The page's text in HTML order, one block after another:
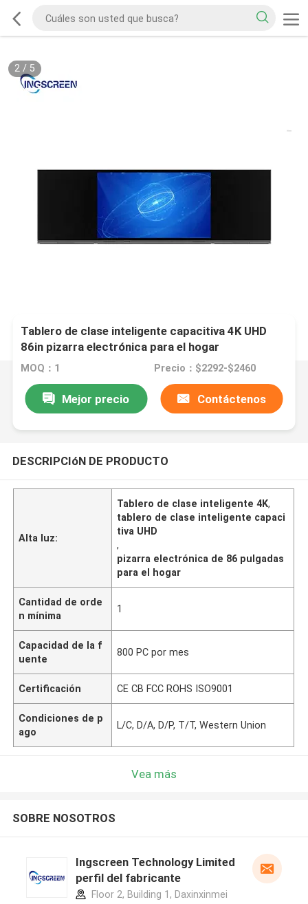
2/ 5
Tablero de clase inteligente capacitiva 4K UHD
86in pizarra electrónica para el hogar
MOQ：1 Precio：$2292-$2460
Mejor precio Contáctenos
DESCRIPCIóN DE PRODUCTO
Alta luz:
Tablero de clase inteligente 4K,
tablero de clase inteligente capaci
tiva UHD
,
pizarra electrónica de 86 pulgadas
para el hogar
Cantidad de orde
n mínima
1
Capacidad de la f
uente
800 PC por mes
Certificación CE CB FCC ROHS ISO9001
Condiciones de p
ago
L/C, D/A, D/P, T/T, Western Union
Vea más
SOBRE NOSOTROS
Ingscreen Technology Limited
perfil del fabricante
Floor 2, Building 1, Daxinxinmei